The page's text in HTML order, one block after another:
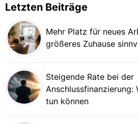
Letzten Beiträge
Mehr Platz für neues
größeres Zuhause
Steigende Rate bei der
Anschlussfinanzierung:
tun können